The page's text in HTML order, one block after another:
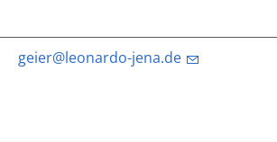
geier@leonardo-jena.de